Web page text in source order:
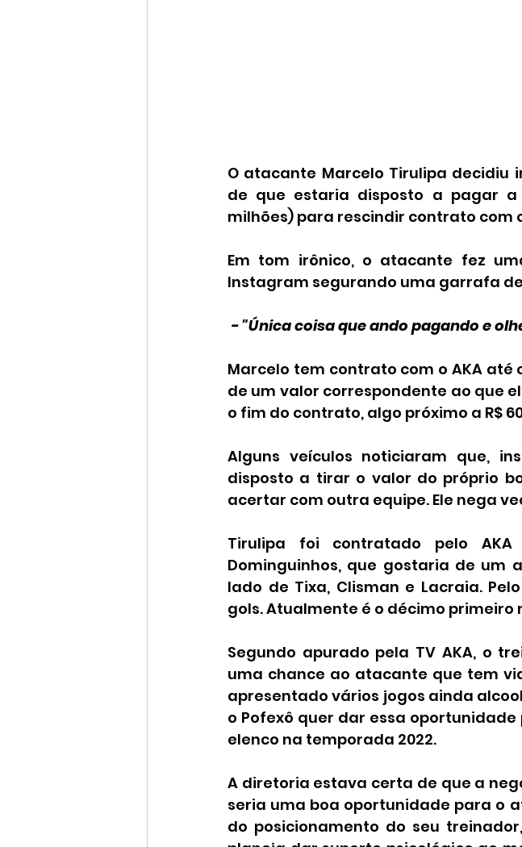
O atacante Marcelo Tirulipa decidiu
de que estaria disposto a pagar
milhões) para rescindir contrato com
Em tom irônico, o atacante fez
Instagram segurando uma garrafa
- "Única coisa que ando pagando e
Marcelo tem contrato com o AKA até
de um valor correspondente ao que
o fim do contrato, algo próximo a R$
Alguns veículos noticiaram que,
disposto a tirar o valor do próprio
acertar com outra equipe. Ele nega
Tirulipa foi contratado pelo
Dominguinhos, que gostaria de
lado de Tixa, Clisman e Lacraia.
gols. Atualmente é o décimo primeiro
Segundo apurado pela TV AKA, o
uma chance ao atacante que tem
apresentado vários jogos ainda
o Pofexô quer dar essa
elenco na temporada 2022.
A diretoria estava certa de que a
seria uma boa oportunidade para o
do posicionamento do seu